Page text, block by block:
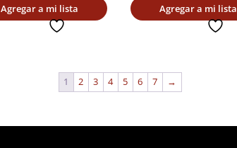
Agregar a mi lista
Agregar a mi lista
1 2 3 4 5 6 7 →